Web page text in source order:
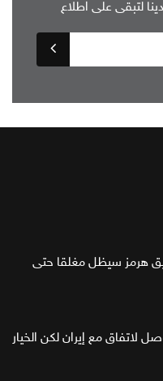
لتبقى على اطلاع
هرمز سيظل مغلقا حتى
لاتفاق مع إيران لكن الخيار